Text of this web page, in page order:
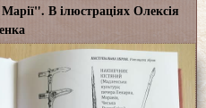
В ілюстраціях Олексія